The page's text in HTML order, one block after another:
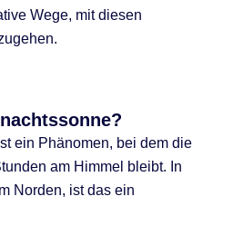
Wege, mit diesen
ein Phänomen, bei dem die
am Himmel bleibt. In
Norden, ist das ein